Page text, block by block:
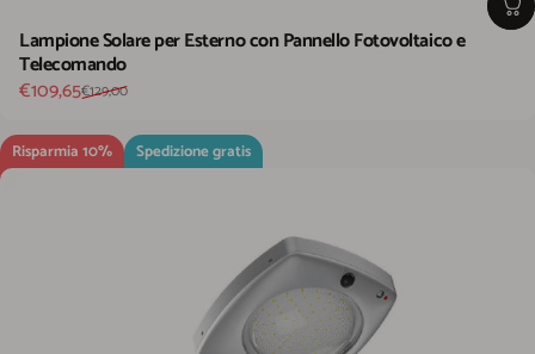
Lampione Solare per Esterno con Pannello Fotovoltaico e
Telecomando
Prezzo scontato
€109,65
Prezzo di listino
€129,00
Risparmia 10% Spedizione gratis